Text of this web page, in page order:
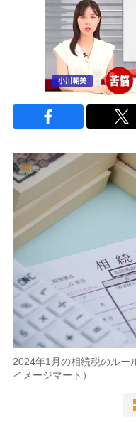
2024年1月の相続税のルー
イメージマート）